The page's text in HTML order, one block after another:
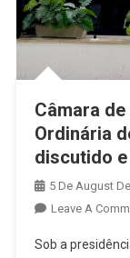
Câmara
Ordinária
discutido
5 De August
Leave A
Sob a